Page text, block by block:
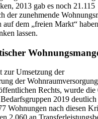
2013 gab es noch 21.115
der zunehmende
dem „freien Markt“
lassen.
zur Umsetzung der
der
Rechts, wurde die
2019
Wohnungen nach diesen